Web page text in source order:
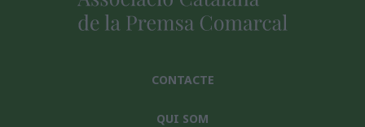
CONTACTE
QUI SOM